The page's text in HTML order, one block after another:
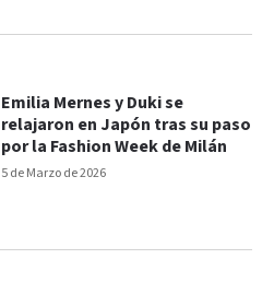
5 de Marzo de 2026
Emilia Mernes y Duki se
relajaron en Japón tras su paso
por la Fashion Week de Milán